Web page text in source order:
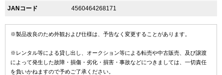
JANコード 4560464268171
※製品改良のため外観および仕様は、予告なく変更することがあります。
※レンタル等による貸し出し、オークション等による転売や中古販売、及び譲渡
によって発生した故障・損傷・劣化・損害・事故などにつきましては、一切責任
を負いかねますので予めご了承ください。